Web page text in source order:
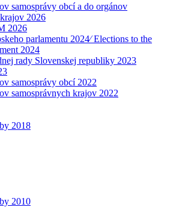
samosprávy obcí a do orgánov
2026
2026
parlamentu 2024⁄ Elections to the
2024
rady Slovenskej republiky 2023
samosprávy obcí 2022
samosprávnych krajov 2022
2018
2010